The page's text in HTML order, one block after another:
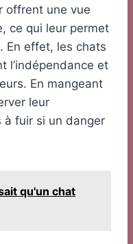
offrent une vue
ce qui leur permet
En effet, les chats
l’indépendance et
En mangeant
leur
à fuir si un danger
qu'un chat